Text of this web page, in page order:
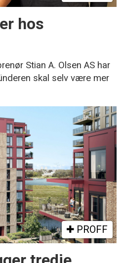
hos
Stian A. Olsen AS har
skal selv være mer
PROFF